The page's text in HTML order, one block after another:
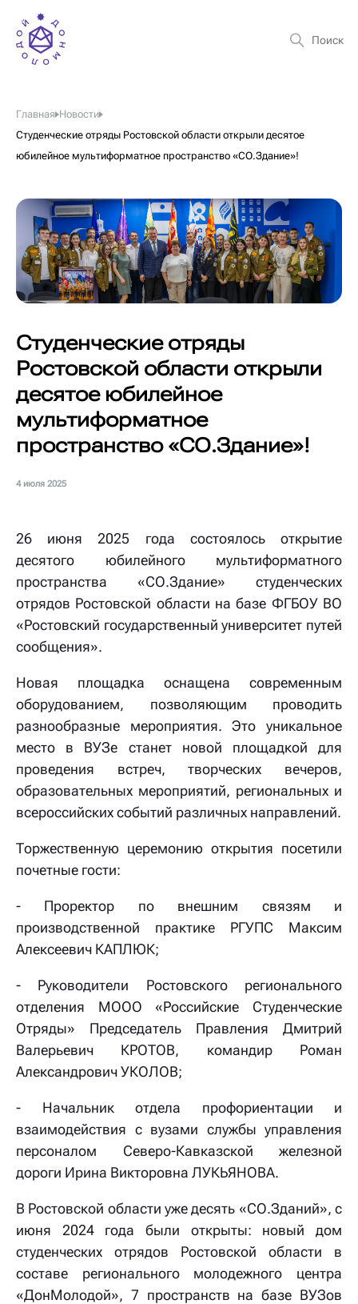
Главная Новости
Студенческие отряды Ростовской области открыли десятое
юбилейное мультиформатное пространство «СО.Здание»!
Студенческие отряды
Ростовской области открыли
десятое юбилейное
мультиформатное
пространство «СО.Здание»!
4 июля 2025
26 июня 2025 года состоялось открытие
десятого юбилейного мультиформатного
пространства «СО.Здание» студенческих
отрядов Ростовской области на базе ФГБОУ ВО
«Ростовский государственный университет путей
сообщения».
Новая площадка оснащена современным
оборудованием, позволяющим проводить
разнообразные мероприятия. Это уникальное
место в ВУЗе станет новой площадкой для
проведения встреч, творческих вечеров,
образовательных мероприятий, региональных и
всероссийских событий различных направлений.
Торжественную церемонию открытия посетили
почетные гости:
- Проректор по внешним связям и
производственной практике РГУПС Максим
Алексеевич КАПЛЮК;
- Руководители Ростовского регионального
отделения МООО «Российские Студенческие
Отряды» Председатель Правления Дмитрий
Валерьевич КРОТОВ, командир Роман
Александрович УКОЛОВ;
- Начальник отдела профориентации и
взаимодействия с вузами службы управления
персоналом Северо-Кавказской железной
дороги Ирина Викторовна ЛУКЬЯНОВА.
В Ростовской области уже десять «СО.Зданий», с
июня 2024 года были открыты: новый дом
студенческих отрядов Ростовской области в
составе регионального молодежного центра
«ДонМолодой», 7 пространств на базе ВУЗов